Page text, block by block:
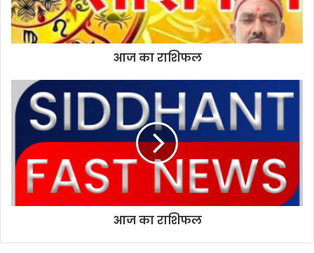
आज का राशिफल
आज का राशिफल